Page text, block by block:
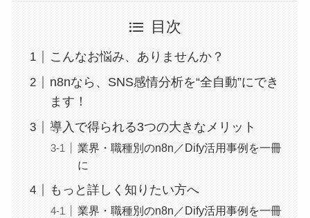
目次
こんなお悩み、ありませんか？
n8nなら、SNS感情分析を“全自動”にでき
ます！
導入で得られる3つの大きなメリット
業界・職種別のn8n／Dify活用事例を一冊
に
もっと詳しく知りたい方へ
業界・職種別のn8n／Dify活用事例を一冊